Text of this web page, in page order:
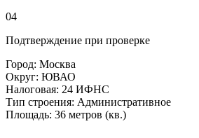
04
Подтверждение при проверке
Город: Москва
Округ: ЮВАО
Налоговая: 24 ИФНС
Тип строения: Административное
Площадь: 36 метров (кв.)